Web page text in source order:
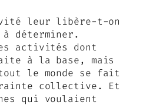
leur libère-t-on
à déterminer.
les activités dont
à la base, mais
le monde se fait
collective. Et
qui voulaient